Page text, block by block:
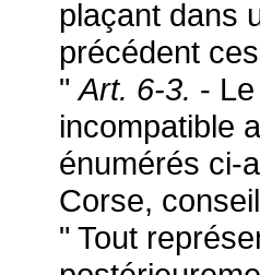
plaçant dans
précédent
"Art. 6-3. -
incompatible
énumérés ci-
Corse,
" Tout